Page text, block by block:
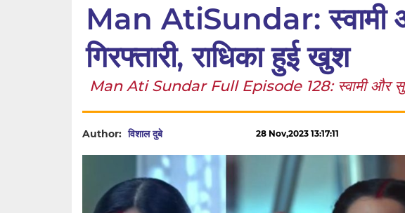
Man AtiSundar: स्वामी
गिरफ्तारी, राधिका हुई खुश
Man Ati Sundar Full Episode 128: स्वामी और
Author: विशाल दुबे 28 Nov,2023 13:17:11